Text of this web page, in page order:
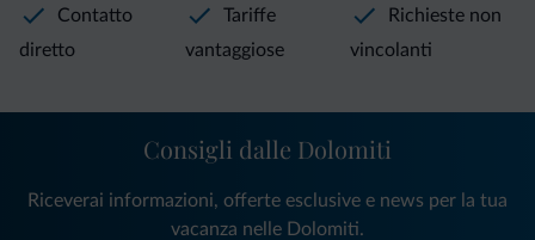
Contatto
diretto
Tariffe
vantaggiose
Richieste non
vincolanti
Consigli dalle Dolomiti
Riceverai informazioni, offerte esclusive e news per la tua
vacanza nelle Dolomiti.